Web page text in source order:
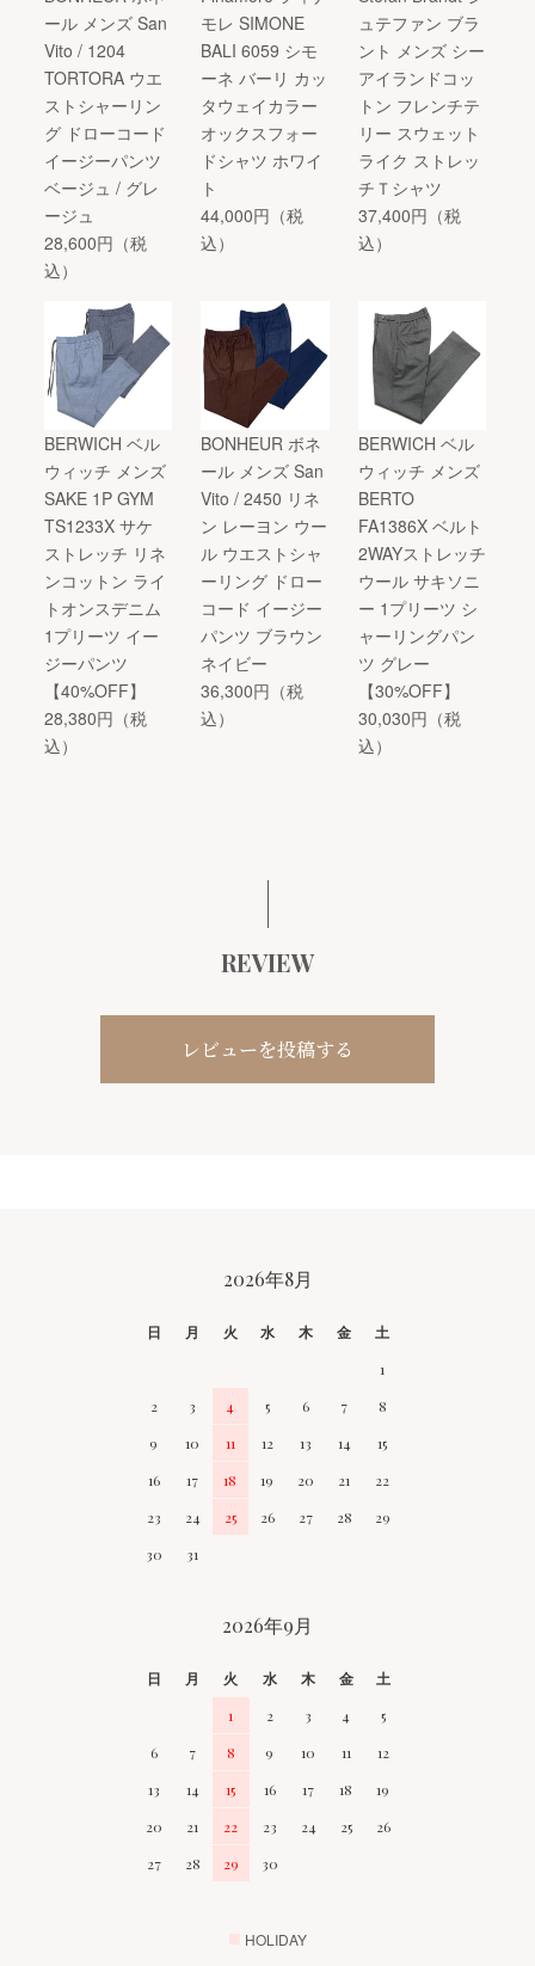
ール メンズ San
Vito / 1204
TORTORA ウエ
ストシャーリン
グ ドローコード
イージーパンツ
ベージュ / グレ
ージュ
28,600円（税
込）
モレ SIMONE
BALI 6059 シモ
ーネ バーリ カッ
タウェイカラー
オックスフォー
ドシャツ ホワイ
ト
44,000円（税
込）
ュテファン ブラ
ント メンズ シー
アイランドコッ
トン フレンチテ
リー スウェット
ライク ストレッ
チＴシャツ
37,400円（税
込）
BERWICH ベル
ウィッチ メンズ
SAKE 1P GYM
TS1233X サケ
ストレッチ リネ
ンコットン ライ
トオンスデニム
1プリーツ イー
ジーパンツ
【40%OFF】
28,380円（税
込）
BONHEUR ボネ
ール メンズ San
Vito / 2450 リネ
ン レーヨン ウー
ル ウエストシャ
ーリング ドロー
コード イージー
パンツ ブラウン
ネイビー
36,300円（税
込）
BERWICH ベル
ウィッチ メンズ
BERTO
FA1386X ベルト
2WAYストレッチ
ウール サキソニ
ー 1プリーツ シ
ャーリングパン
ツ グレー
【30%OFF】
30,030円（税
込）
REVIEW
レビューを投稿する
2026年8月
日 月 火 水 木 金
土
1
2
3 4 5 6 7
8
9
10 11 12 13 14
15
16
17 18 19 20 21
22
23
24 25 26 27 28
29
30
31
2026年9月
日 月 火 水 木 金
土
1
2 3 4
5
6
7 8 9 10 11
12
13
14 15 16 17 18
19
20
21 22 23 24 25
26
27
28 29 30
HOLIDAY